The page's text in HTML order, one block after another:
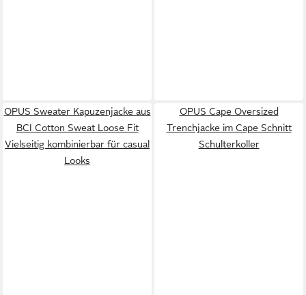
OPUS Sweater Kapuzenjacke aus
BCI Cotton Sweat Loose Fit
Vielseitig kombinierbar für casual
Looks
OPUS Cape Oversized
Trenchjacke im Cape Schnitt
Schulterkoller